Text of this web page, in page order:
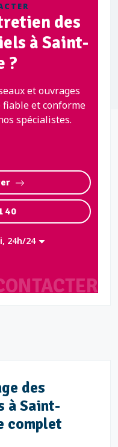
des
à Saint-
?
et ouvrages
et conforme
spécialistes.
40
24h/24
des
à Saint-
complet